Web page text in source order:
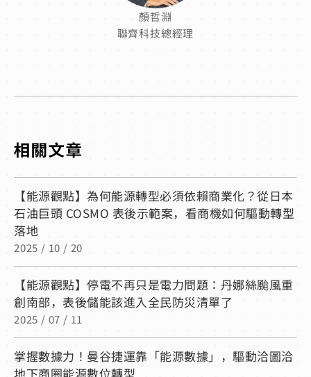
顏哲淵
聯齊科技總經理
【能源觀點】為何能源轉型必須依賴商業化？從日本
石油巨頭 COSMO 表後示範案，看商機如何驅動轉型
落地
2025 / 10 / 20
【能源觀點】停電不再只是電力問題：丹娜絲颱風重
創南部，表後儲能該進入全民防災清單了
2025 / 07 / 11
掌握數據力！曼谷捷運靠「能源數據」，驅動洽圖洽
地下商圈能源數位轉型